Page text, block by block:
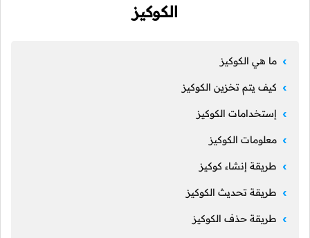
الكوكيز
ما هي الكوكيز
كيف يتم تخزين الكوكيز
إستخدامات الكوكيز
معلومات الكوكيز
طريقة إنشاء كوكيز
طريقة تحديث الكوكيز
طريقة حذف الكوكيز